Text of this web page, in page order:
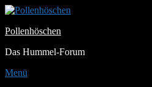
Zum
springen
Pollenhöschen
Das Hummel-Forum
Menü